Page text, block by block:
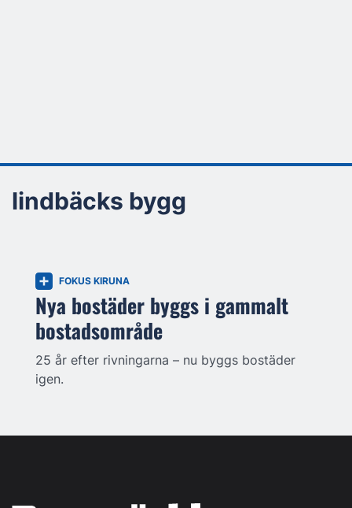
lindbäcks bygg
FOKUS KIRUNA
Nya bostäder byggs i gammalt
bostadsområde
25 år efter rivningarna – nu byggs bostäder
igen.